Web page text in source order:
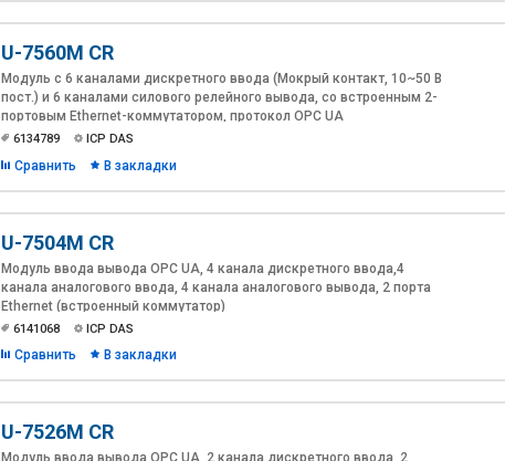
U-7560M CR
Модуль с 6 каналами дискретного ввода (Мокрый контакт, 10~50 В
пост.) и 6 каналами силового релейного вывода, со встроенным 2-
портовым Ethernet-коммутатором, протокол OPC UA
6134789 ICP DAS
Сравнить В закладки
U-7504M CR
Модуль ввода вывода OPC UA, 4 канала дискретного ввода,4
канала аналогового ввода, 4 канала аналогового вывода, 2 порта
Ethernet (встроенный коммутатор)
6141068 ICP DAS
Сравнить В закладки
U-7526M CR